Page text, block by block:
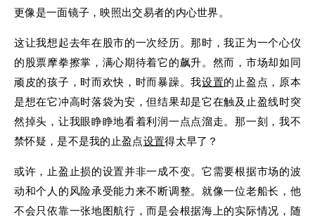
更像是一面镜子，映照出交易者的内心世界。
这让我想起去年在股市的一次经历。那时，我正为一个心仪
的股票摩拳擦掌，满心期待着它的飙升。然而，市场却如同
顽皮的孩子，时而欢快，时而暴躁。我设置的止盈点，原本
是想在它冲高时落袋为安，但结果却是它在触及止盈线时突
然掉头，让我眼睁睁地看着利润一点点溜走。那一刻，我不
禁怀疑，是不是我的止盈点设置得太早了？
或许，止盈止损的设置并非一成不变。它需要根据市场的波
动和个人的风险承受能力来不断调整。就像一位老船长，他
不会只依靠一张地图航行，而是会根据海上的实际情况，随